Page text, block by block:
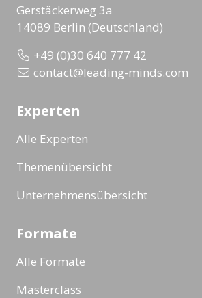
Gerstäckerweg 3a
14089 Berlin (Deutschland)
+49 (0)30 640 777 42
contact@leading-minds.com
Experten
Alle Experten
Themenübersicht
Unternehmensübersicht
Formate
Alle Formate
Masterclass